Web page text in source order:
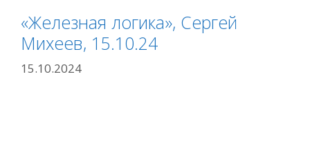
«Железная логика», Сергей
Михеев, 15.10.24
15.10.2024